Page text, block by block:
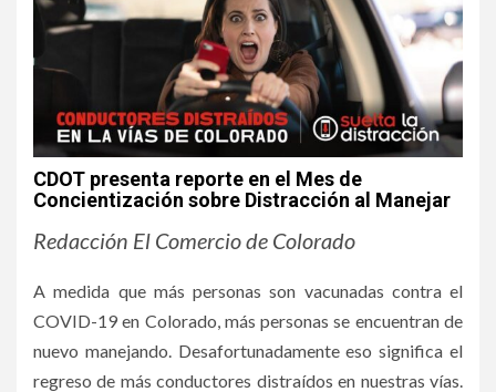
CDOT presenta reporte en el Mes de
Concientización sobre Distracción al Manejar
Redacción El Comercio de Colorado
A medida que más personas son vacunadas contra el
COVID-19 en Colorado, más personas se encuentran de
nuevo manejando. Desafortunadamente eso significa el
regreso de más conductores distraídos en nuestras vías.